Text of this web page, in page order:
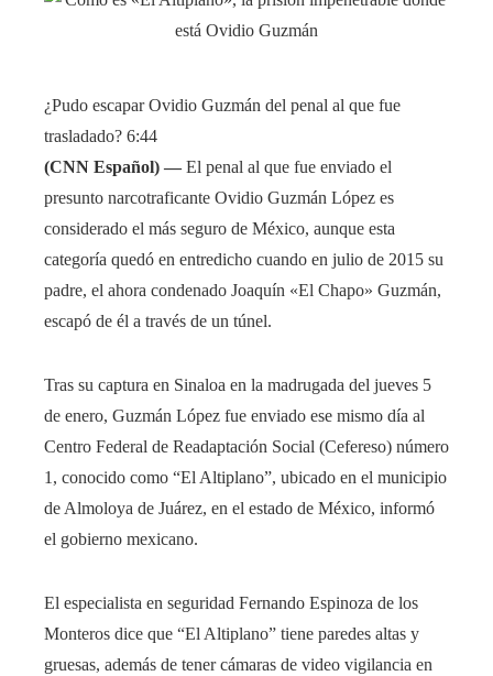
¿Pudo escapar Ovidio Guzmán del penal al que fue
trasladado? 6:44
(CNN Español) — El penal al que fue enviado el
presunto narcotraficante Ovidio Guzmán López es
considerado el más seguro de México, aunque esta
categoría quedó en entredicho cuando en julio de 2015 su
padre, el ahora condenado Joaquín «El Chapo» Guzmán,
escapó de él a través de un túnel.
Tras su captura en Sinaloa en la madrugada del jueves 5
de enero, Guzmán López fue enviado ese mismo día al
Centro Federal de Readaptación Social (Cefereso) número
1, conocido como “El Altiplano”, ubicado en el municipio
de Almoloya de Juárez, en el estado de México, informó
el gobierno mexicano.
El especialista en seguridad Fernando Espinoza de los
Monteros dice que “El Altiplano” tiene paredes altas y
gruesas, además de tener cámaras de video vigilancia en